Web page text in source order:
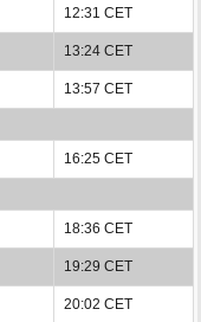
12:31 CET
13:24 CET
13:57 CET
16:25 CET
18:36 CET
19:29 CET
20:02 CET